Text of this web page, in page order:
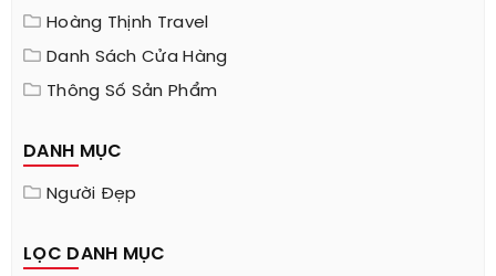
Hoàng Thịnh Travel
Danh Sách Cửa Hàng
Thông Số Sản Phẩm
DANH MỤC
Người Đẹp
LỌC DANH MỤC